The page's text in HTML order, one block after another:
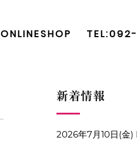
ONLINESHOP
新着情報
2026年7月10日(金